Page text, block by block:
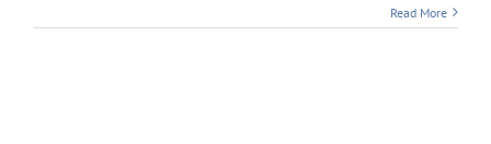
Read More